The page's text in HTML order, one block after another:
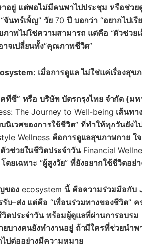
อยู่ แต่พอไม่มีคนพาไปประชุม หรือช่วย
“จันทร์เพ็ญ” วัย 70 ปี บอกว่า “อยากไปเรี
ภาพไม่ใช่ความสามารถ แต่คือ “ตัวช่วยเ
าจเปลี่ยนทั้ง“คุณภาพชีวิต”
เมื่อการดูแล ไม่ใช่แค่เรื่องสุข
คทีซี” หรือ บริษัท บัตรกรุงไทย จำกัด (ม
The Journey to Well-being เส้นทา
นิเวศของการใช้ชีวิต” ที่ทำให้ทุกวันยังไ
Wellness คือการดูแลสุขภาพกาย ใจ
วช่วยในชีวิตประจำวันFinancial
โดยเฉพาะ “ผู้สูงวัย” ที่ยังอยากใช้ชีวิตอย่า
ของ ecosystem นี้ คือความร่วมมือกับ
รับ–ส่ง แต่คือ “เพื่อนร่วมทางของชีวิต” ค
ตประจำวัน พร้อมผู้ดูแลที่ผ่านการอบรม
ยบางคนยังทำงานอยู่ ถ้ามีใครที่ช่วยนำพ
ปต่ออย่างมีความหมาย